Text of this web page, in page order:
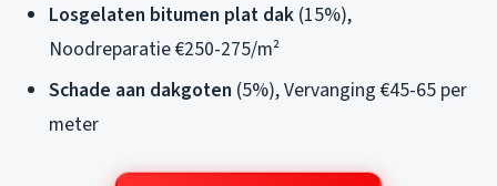
Losgelaten bitumen plat dak (15%),
Noodreparatie €250-275/m²
Schade aan dakgoten (5%), Vervanging €45-65 per
meter